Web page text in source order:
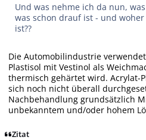
Und was nehme ich da nun,
was schon drauf ist - und
ist??
Die Automobilindustrie
Plastisol mit Vestinol als
thermisch gehärtet wird. Acrylat-
sich noch nicht überall
Nachbehandlung grundsätzlich
unbekanntem und/oder hohem
Zitat